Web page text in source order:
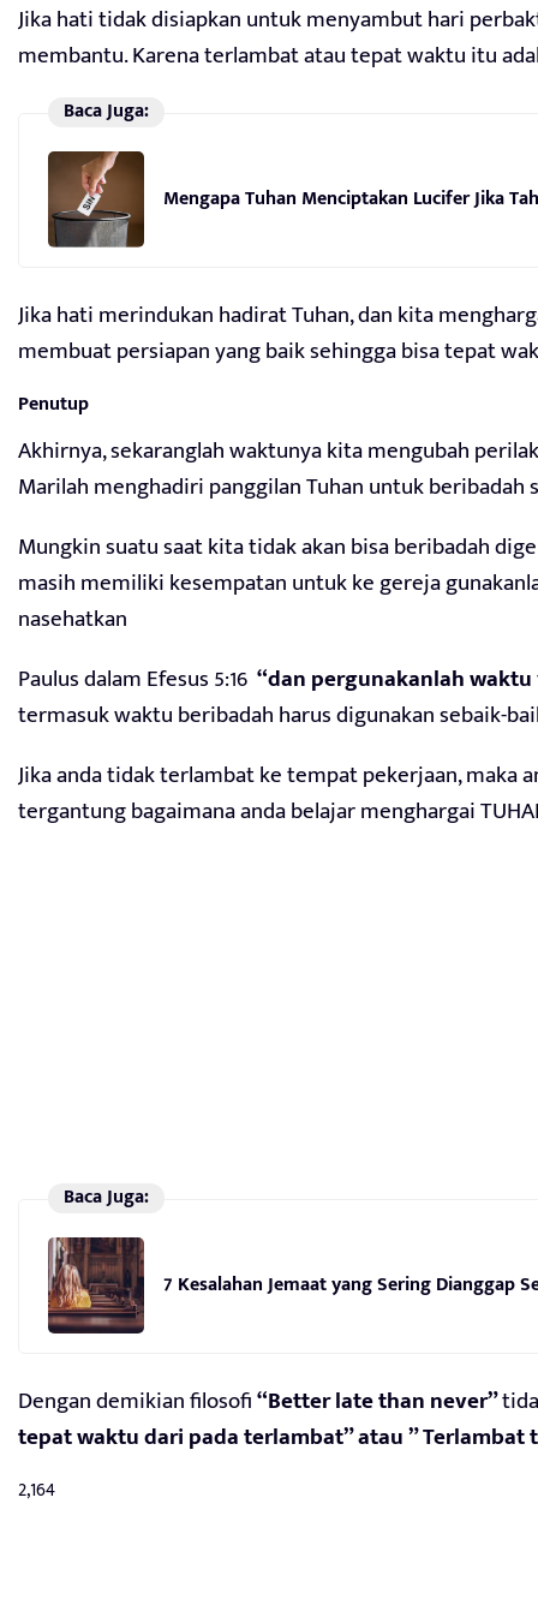
Jika hati tidak disiapkan untuk menyambut hari
membantu. Karena terlambat atau tepat waktu itu
Baca Juga:
Mengapa Tuhan Menciptakan Lucifer Jika
Jika hati merindukan hadirat Tuhan, dan kita
membuat persiapan yang baik sehingga bisa tepat
Penutup
Akhirnya, sekaranglah waktunya kita mengubah
Marilah menghadiri panggilan Tuhan untuk
Mungkin suatu saat kita tidak akan bisa beribadah
masih memiliki kesempatan untuk ke gereja
nasehatkan
Paulus dalam Efesus 5:16 “dan pergunakanlah
termasuk waktu beribadah harus digunakan sebaik-
Jika anda tidak terlambat ke tempat pekerjaan,
tergantung bagaimana anda belajar menghargai
Baca Juga:
7 Kesalahan Jemaat yang Sering Dianggap
Dengan demikian filosofi“Better late than never”
tepat waktu dari pada terlambat” atau ”
2,164